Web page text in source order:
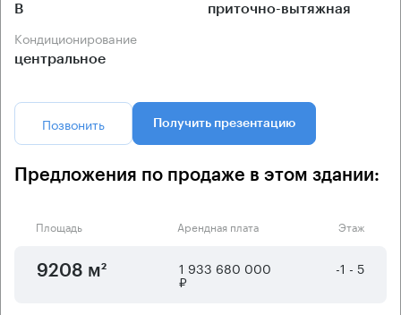
B приточно-вытяжная
Кондиционирование
центральное
Позвонить Получить презентацию
Предложения по продаже в этом здании:
Площадь Арендная плата Этаж
9208 м² 1 933 680 000
₽
-1 - 5